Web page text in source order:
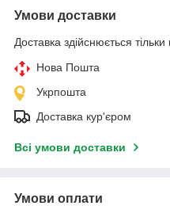
Умови доставки
Доставка здійснюється
Нова Пошта
Укрпошта
Доставка кур'єром
Всі умови доставки
Умови оплати